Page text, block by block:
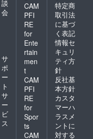
談
会
サ
ポ
ー
ト
サ
ー
ビ
ス
CAM
PFI
RE
for
Ente
rtain
men
t
CAM
PFI
RE
for
Spor
ts
CAM
特定商
取引法
に基づ
く表記
情報セ
キュリ
ティ方
針
反社基
本方針
カスタ
マーハ
ラスメ
ントに
対する